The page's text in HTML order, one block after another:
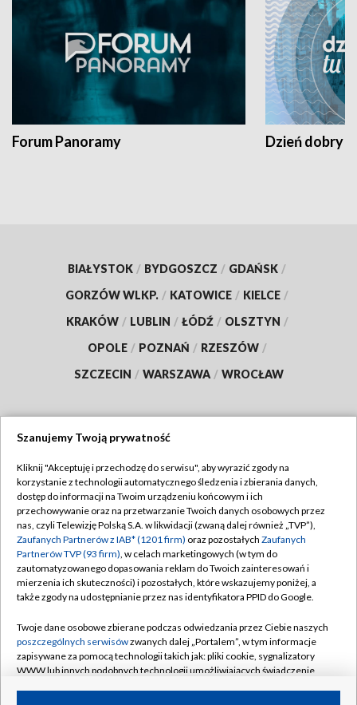
Forum Panoramy Dzień dobry
BIAŁYSTOK / BYDGOSZCZ / GDAŃSK /
GORZÓW WLKP. / KATOWICE / KIELCE /
KRAKÓW / LUBLIN / ŁÓDŹ / OLSZTYN /
OPOLE / POZNAŃ / RZESZÓW /
SZCZECIN / WARSZAWA / WROCŁAW
TVP
Abonament TVP
Emisja w TVP
Centrum informacji TVP
Naziemna Telewizja Cyfrowa
Rada Programowa
System NOS
Informacje o nadawcy
Regulamin TVP
Polityka prywatności
Moje zgody
Pomoc
Kontakt
Kanały
Szanujemy Twoją prywatność
Kliknij "Akceptuję i przechodzę do serwisu", aby wyrazić zgody na
korzystanie z technologii automatycznego śledzenia i zbierania danych,
dostęp do informacji na Twoim urządzeniu końcowym i ich
przechowywanie oraz na przetwarzanie Twoich danych osobowych przez
nas, czyli Telewizję Polską S.A. w likwidacji (zwaną dalej również „TVP”),
Zaufanych Partnerów z IAB* (1201 firm) oraz pozostałych Zaufanych
Partnerów TVP (93 firm), w celach marketingowych (w tym do
zautomatyzowanego dopasowania reklam do Twoich zainteresowań i
mierzenia ich skuteczności) i pozostałych, które wskazujemy poniżej, a
także zgody na udostępnianie przez nas identyfikatora PPID do Google.
Twoje dane osobowe zbierane podczas odwiedzania przez Ciebie naszych
poszczególnych serwisówzwanych dalej „Portalem”, w tym informacje
zapisywane za pomocą technologii takich jak: pliki cookie, sygnalizatory
WWW lub innych podobnych technologii umożliwiających świadczenie